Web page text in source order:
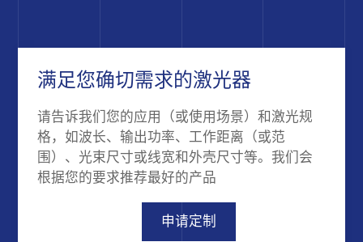
满足您确切需求的激光器
请告诉我们您的应用（或使用场景）和激光规
格，如波长、输出功率、工作距离（或范
围）、光束尺寸或线宽和外壳尺寸等。我们会
根据您的要求推荐最好的产品
申请定制